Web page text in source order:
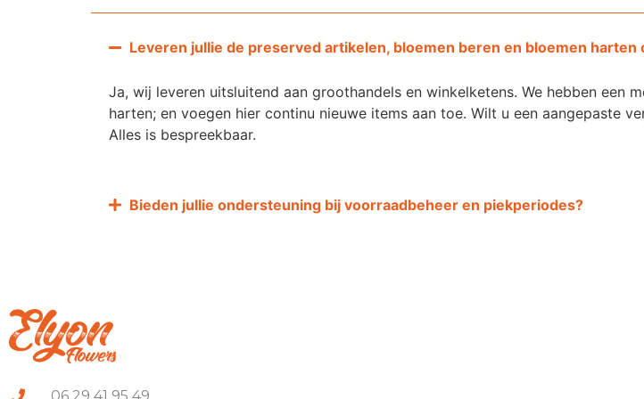
Leveren jullie de preserved artikelen, bloemen beren en bloemen
Ja, wij leveren uitsluitend aan groothandels en winkelketens. We hebben een
harten; en voegen hier continu nieuwe items aan toe. Wilt u een aangepaste
Alles is bespreekbaar.
Bieden jullie ondersteuning bij voorraadbeheer en piekperiodes?
06 29 41 95 49